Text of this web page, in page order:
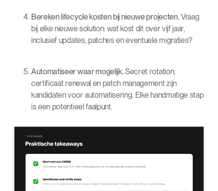
Bereken lifecycle kosten bij nieuwe projecten.Vraag
bij elke nieuwe solution: wat kost dit over vijf jaar,
inclusief updates, patches en eventuele migraties?
Automatiseer waar mogelijk.Secret rotation,
certificaat renewal en patch management zijn
kandidaten voor automatisering. Elke handmatige stap
is een potentieel faalpunt.